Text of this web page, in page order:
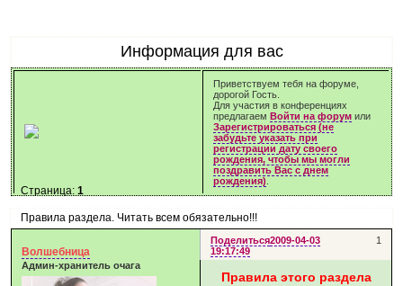
Информация для вас
Приветствуем тебя на форуме,
дорогой Гость.
Для участия в конференциях
предлагаемВойти на форум или
Зарегистрироваться (не
забудьте указать при
регистрации дату своего
рождения, чтобы мы могли
поздравить Вас с днем
рождения)
Правила раздела. Читать всем обязательно!!!
Страница:1
Поделиться 1
2009-04-03
19:17:49
Волшебница
Админ-хранитель очага
Правила этого раздела